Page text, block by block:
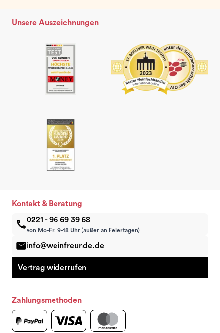
Unsere Auszeichnungen
Kontakt & Beratung
0221 - 96 69 39 68
von Mo-Fr, 9-18 Uhr (außer an Feiertagen)
info@weinfreunde.de
Vertrag widerrufen
Zahlungsmethoden